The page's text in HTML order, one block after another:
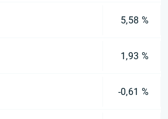
5,58 %
1,93 %
-0,61 %